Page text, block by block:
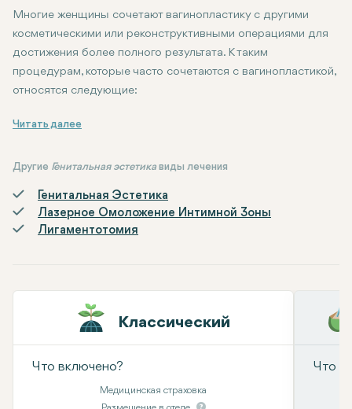
Многие женщины сочетают вагинопластику с другими
косметическими или реконструктивными операциями для
достижения более полного результата. К таким
процедурам, которые часто сочетаются с вагинопластикой,
относятся следующие:
Лабиопластика: Хирургическая операция, направленная на
Муспластика: операция на лобке для улучшения формы -
Заключение: Новое начало для здоровья влагалища
Вагинопластика - это эффективная процедура для женщин,
Другие Генитальная эстетика виды лечения
Генитальная Эстетика
Лазерное Омоложение Интимной Зоны
Лигаментотомия
Классический
Что включено?
Медицинская страховка
Что